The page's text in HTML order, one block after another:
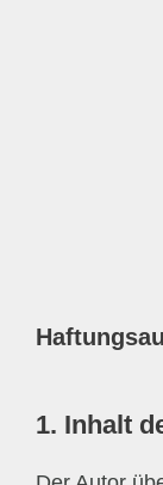
1. Inhalt